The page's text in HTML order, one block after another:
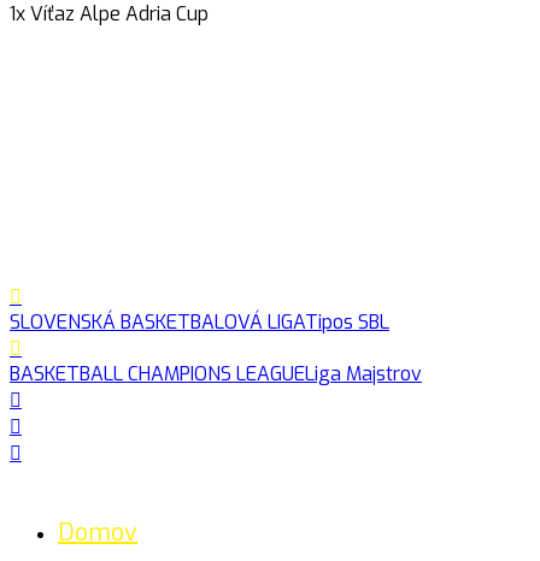
1x Víťaz Alpe Adria Cup
SLOVENSKÁ BASKETBALOVÁ LIGATipos SBL
BASKETBALL CHAMPIONS LEAGUELiga Majstrov
Domov